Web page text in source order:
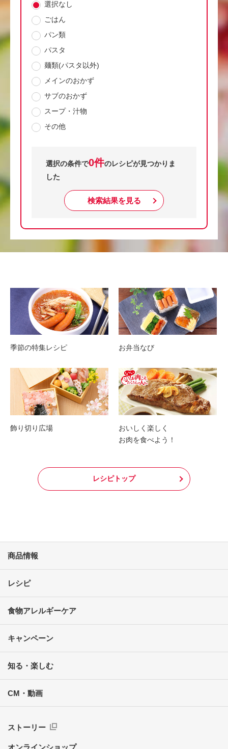
選択なし
ごはん
パン類
パスタ
麺類(パスタ以外)
メインのおかず
サブのおかず
スープ・汁物
その他
選択の条件で0件のレシピが見つかりま
した
検索結果を見る
季節の特集レシピ お弁当なび
飾り切り広場
おいしく楽しく
お肉を食べよう！
レシピトップ
商品情報
レシピ
食物アレルギーケア
キャンペーン
知る・楽しむ
CM・動画
ストーリー
オンラインショップ